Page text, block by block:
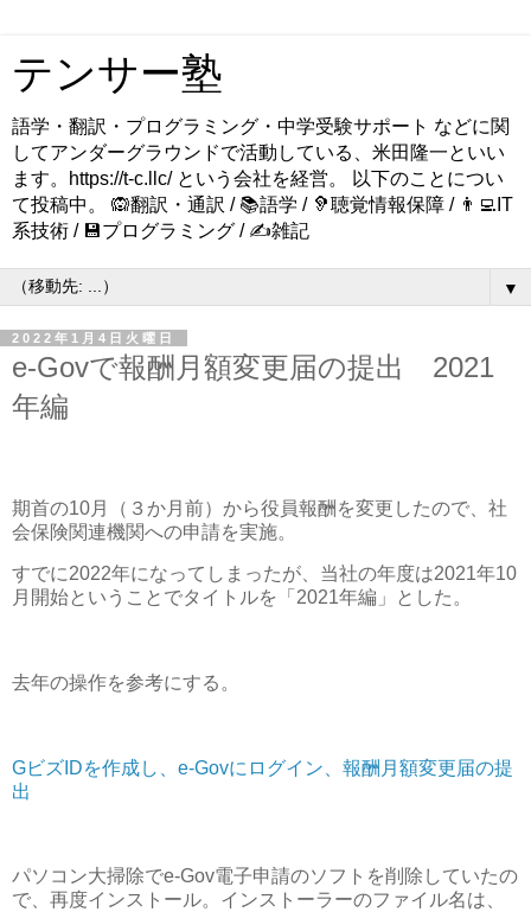
テンサー塾
語学・翻訳・プログラミング・中学受験サポート などに関
してアンダーグラウンドで活動している、米田隆一といい
ます。https://t-c.llc/ という会社を経営。 以下のことについ
て投稿中。 🙉翻訳・通訳 / 📚語学 / 🦻聴覚情報保障 / 👨‍💻IT
系技術 / 💾プログラミング / ✍️雑記
▼
2022年1月4日火曜日
e-Govで報酬月額変更届の提出 2021
年編
期首の10月（３か月前）から役員報酬を変更したので、社
会保険関連機関への申請を実施。
すでに2022年になってしまったが、当社の年度は2021年10
月開始ということでタイトルを「2021年編」とした。
去年の操作を参考にする。
GビズIDを作成し、e-Govにログイン、報酬月額変更届の提
出
パソコン大掃除でe-Gov電子申請のソフトを削除していたの
で、再度インストール。インストーラーのファイル名は、